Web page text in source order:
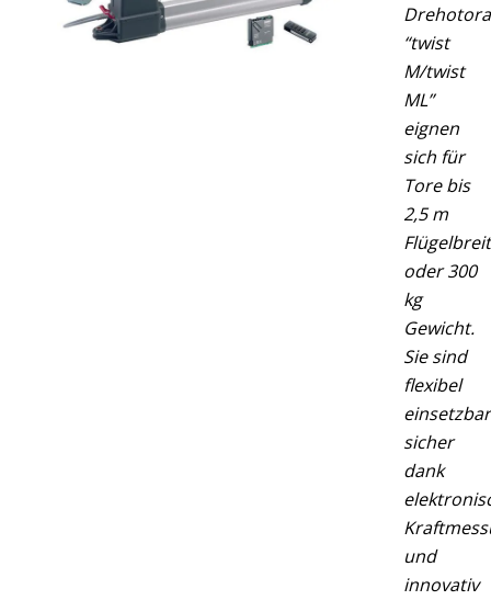
“twist
M/twist
ML”
eignen
sich für
Tore bis
2,5 m
oder 300
kg
Gewicht.
Sie sind
flexibel
sicher
dank
und
innovativ